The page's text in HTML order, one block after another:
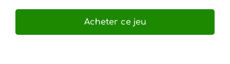
Acheter ce jeu